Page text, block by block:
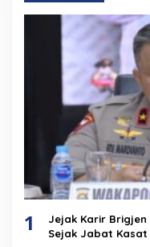
1
Jejak Karir Brigjen
Sejak Jabat